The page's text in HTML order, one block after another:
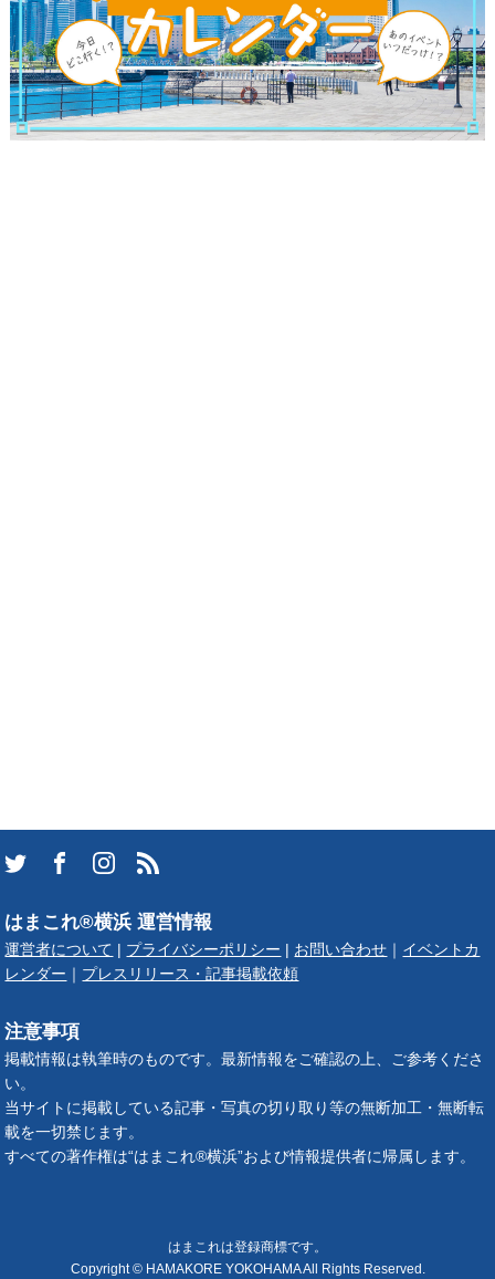
はまこれ®横浜 運営情報
運営者について プライバシーポリシー お問い合わせ
イベントカ
レンダー
プレスリリース・記事掲載依頼
注意事項
掲載情報は執筆時のものです。最新情報をご確認の上、ご参考くださ
い。
当サイトに掲載している記事・写真の切り取り等の無断加工・無断転
載を一切禁じます。
すべての著作権は“はまこれ®横浜”および情報提供者に帰属します。
はまこれは登録商標です。
Copyright © HAMAKORE YOKOHAMA All Rights Reserved.